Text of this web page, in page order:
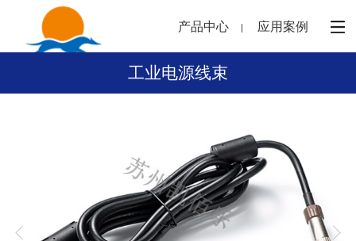
产品中心 应用案例
工业电源线束